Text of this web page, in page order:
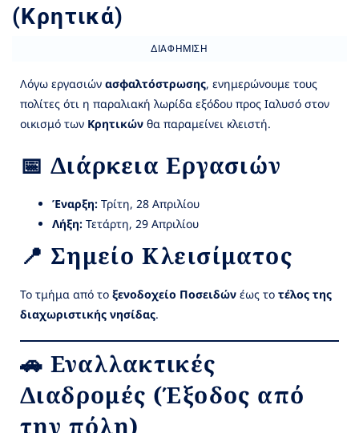
(Κρητικά)
ΔΙΑΦΉΜΙΣΗ
Λόγω εργασιών ασφαλτόστρωσης, ενημερώνουμε τους
πολίτες ότι η παραλιακή λωρίδα εξόδου προς Ιαλυσό στον
οικισμό των Κρητικών θα παραμείνει κλειστή.
📅 Διάρκεια Εργασιών
Έναρξη: Τρίτη, 28 Απριλίου
Λήξη: Τετάρτη, 29 Απριλίου
📍 Σημείο Κλεισίματος
Το τμήμα από το ξενοδοχείο Ποσειδών έως το τέλος της
διαχωριστικής νησίδας.
🚗 Εναλλακτικές
Διαδρομές (Έξοδος από
την πόλη)